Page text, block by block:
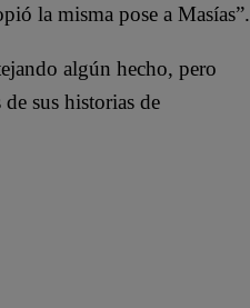
la misma pose a Masías”.
algún hecho, pero
sus historias de